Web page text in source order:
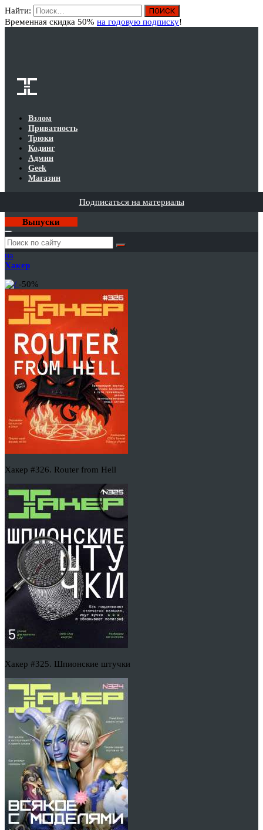
Найти:
Временная скидка 50% на годовую подписку!
Взлом
Приватность
Трюки
Кодинг
Админ
Geek
Магазин
Подписаться на материалы
Выпуски
Годовая
подписка
на
Хакер
-50%
Хакер #326. Router from Hell
Хакер #325. Шпионские штучки